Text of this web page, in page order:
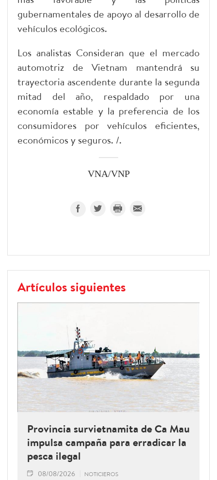
gubernamentales de apoyo al desarrollo de
vehículos ecológicos.
Los analistas Consideran que el mercado
automotriz de Vietnam mantendrá su
trayectoria ascendente durante la segunda
mitad del año, respaldado por una
economía estable y la preferencia de los
consumidores por vehículos eficientes,
económicos y seguros. /.
VNA/VNP
Artículos siguientes
Provincia survietnamita de Ca Mau
impulsa campaña para erradicar la
pesca ilegal
08/08/2026 NOTICIEROS